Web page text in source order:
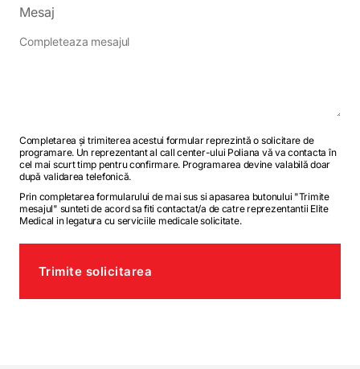
Mesaj
Completarea și trimiterea acestui formular reprezintă o solicitare de
programare. Un reprezentant al call center-ului Poliana vă va contacta în
cel mai scurt timp pentru confirmare. Programarea devine valabilă doar
după validarea telefonică.
Prin completarea formularului de mai sus si apasarea butonului "Trimite
mesajul" sunteti de acord sa fiti contactat/a de catre reprezentantii Elite
Medical in legatura cu serviciile medicale solicitate.
Trimite solicitarea